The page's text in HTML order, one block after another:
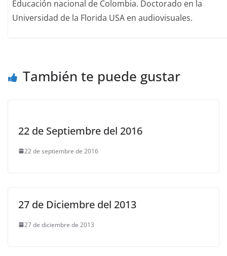
Educación nacional de Colombia. Doctorado en la
Universidad de la Florida USA en audiovisuales.
También te puede gustar
22 de Septiembre del 2016
22 de septiembre de 2016
27 de Diciembre del 2013
27 de diciembre de 2013